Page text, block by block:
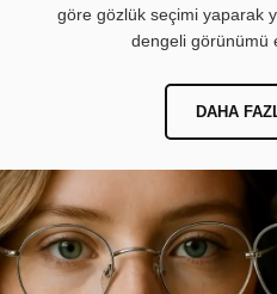
göre gözlük seçimi yaparak
dengeli görünümü
DAHA